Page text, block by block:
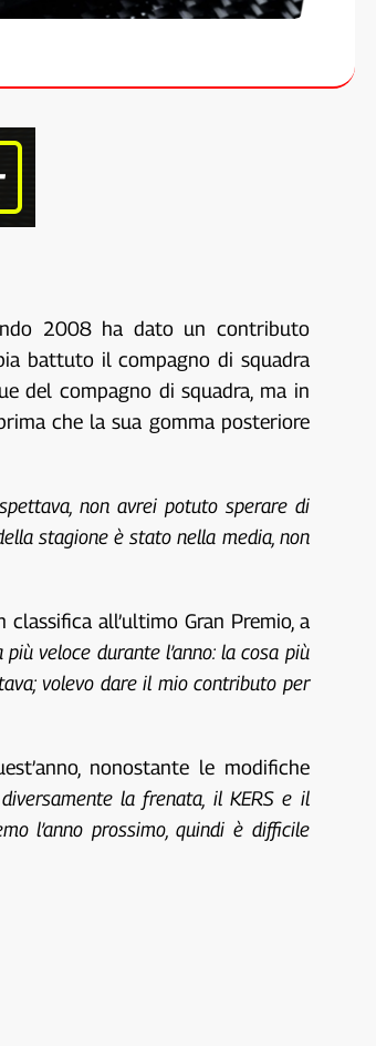
2008 ha dato un contributo
battuto il compagno di squadra
del compagno di squadra, ma in
che la sua gomma posteriore
non avrei potuto sperare di
stagione è stato nella media, non
all’ultimo Gran Premio, a
veloce durante l’anno: la cosa più
volevo dare il mio contributo per
nonostante le modifiche
la frenata, il KERS e il
l’anno prossimo, quindi è difficile